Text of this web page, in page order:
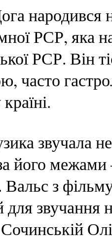
народився
РСР, яка
РСР. Він
часто
звучала
його межами
Вальс з
для звучання